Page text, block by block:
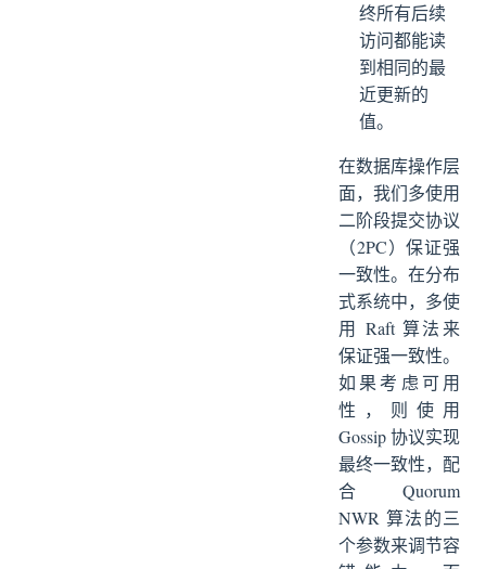
终所有后续
访问都能读
到相同的最
近更新的
值。
在数据库操作层
面，我们多使用
二阶段提交协议
（2PC）保证强
一致性。在分布
式系统中，多使
用 Raft 算法来
保证强一致性。
如果考虑可用
性，则使用
Gossip 协议实现
最终一致性，配
合 Quorum
NWR 算法的三
个参数来调节容